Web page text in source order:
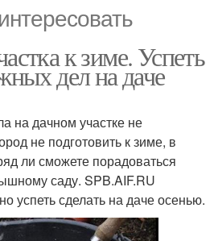
к зиме. Успеть
дел на даче
на дачном участке не
не подготовить к зиме, в
ли сможете порадоваться
саду. SPB.AIF.RU
успеть сделать на даче осенью.